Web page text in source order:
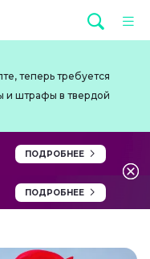
теперь требуется
и штрафы в твердой
ПОДРОБНЕЕ
ПОДРОБНЕЕ